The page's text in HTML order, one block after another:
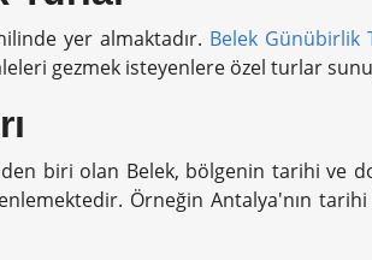
yer almaktadır. Belek Günübirlik
gezmek isteyenlere özel turlar
biri olan Belek, bölgenin tarihi ve
Örneğin Antalya'nın tarihi